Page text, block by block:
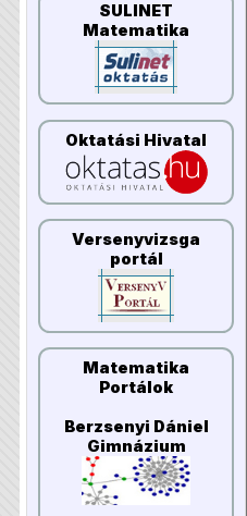
SULINET
Matematika
Oktatási Hivatal
Versenyvizsga
portál
Matematika
Portálok
Berzsenyi Dániel
Gimnázium